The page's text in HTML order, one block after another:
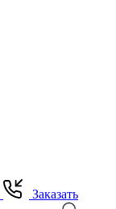
Заказать